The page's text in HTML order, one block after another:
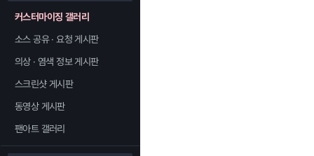
커스터마이징 갤러리
소스 공유 · 요청 게시판
의상 · 염색 정보 게시판
스크린샷 게시판
동영상 게시판
팬아트 갤러리